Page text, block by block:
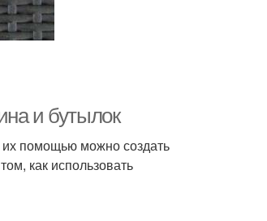
и бутылок
помощью можно создать
как использовать